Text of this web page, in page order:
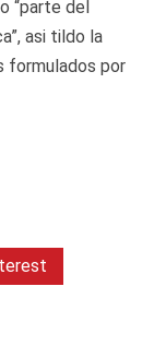
“parte del
asi tildo la
formulados por